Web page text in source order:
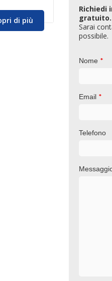
di più
Richiedi
gratuito.
Sarai
possibile.
Nome *
Email *
Telefono